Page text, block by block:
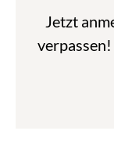
Jetzt